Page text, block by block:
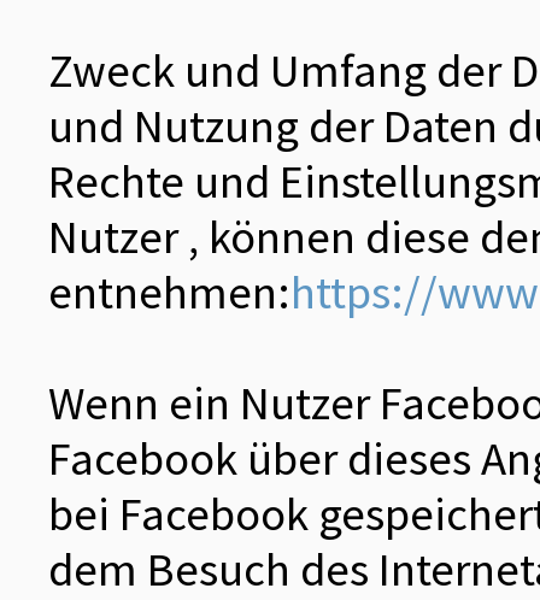
Zweck und Umfang der
und Nutzung der Daten
Rechte und
Nutzer , können diese
entnehmen:https://
Wenn ein Nutzer
Facebook über dieses
bei Facebook
dem Besuch des